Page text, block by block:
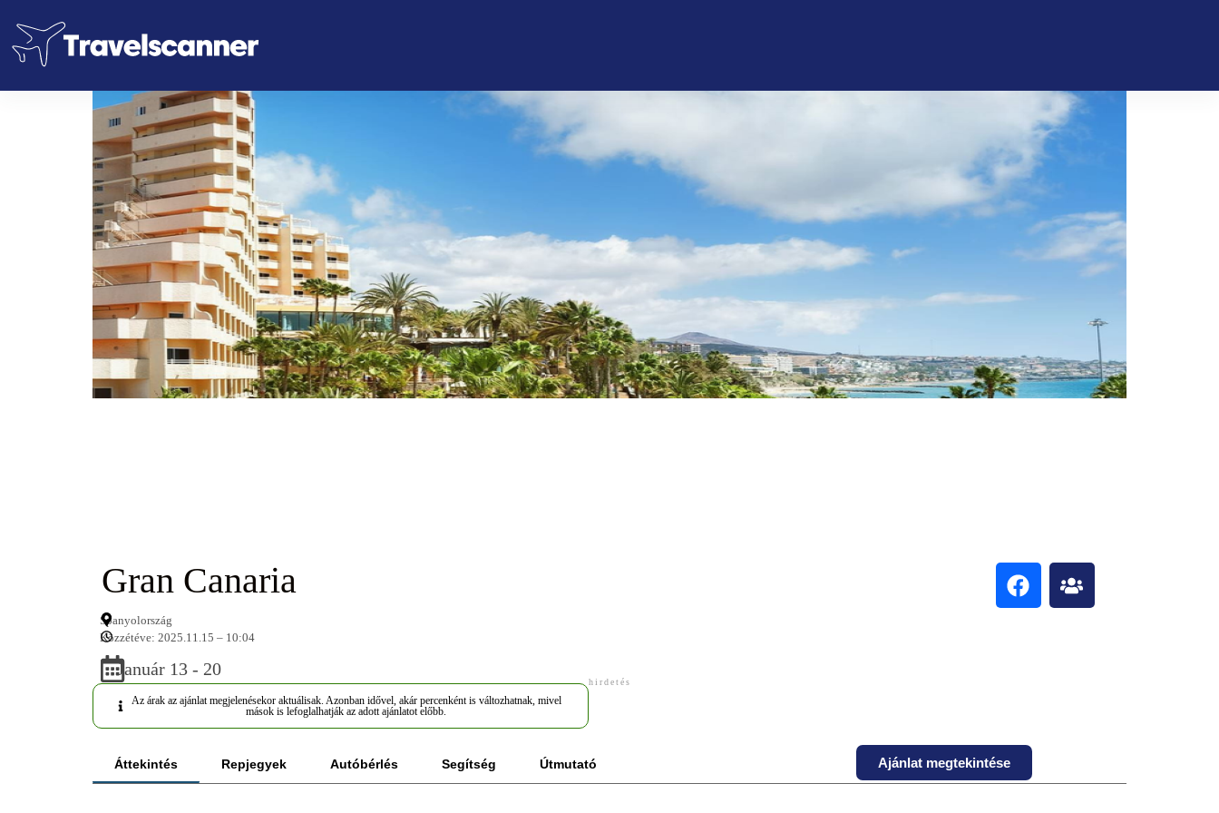
Gran Canaria
Spanyolország
Közzétéve: 2025.11.15 – 10:04
Január 13 - 20
hirdetés
Az árak az ajánlat megjelenésekor aktuálisak. Azonban idővel, akár percenként is változhatnak, mivel
mások is lefoglalhatják az adott ajánlatot előbb.
Áttekintés Repjegyek Autóbérlés Segítség Útmutató Ajánlat megtekintése